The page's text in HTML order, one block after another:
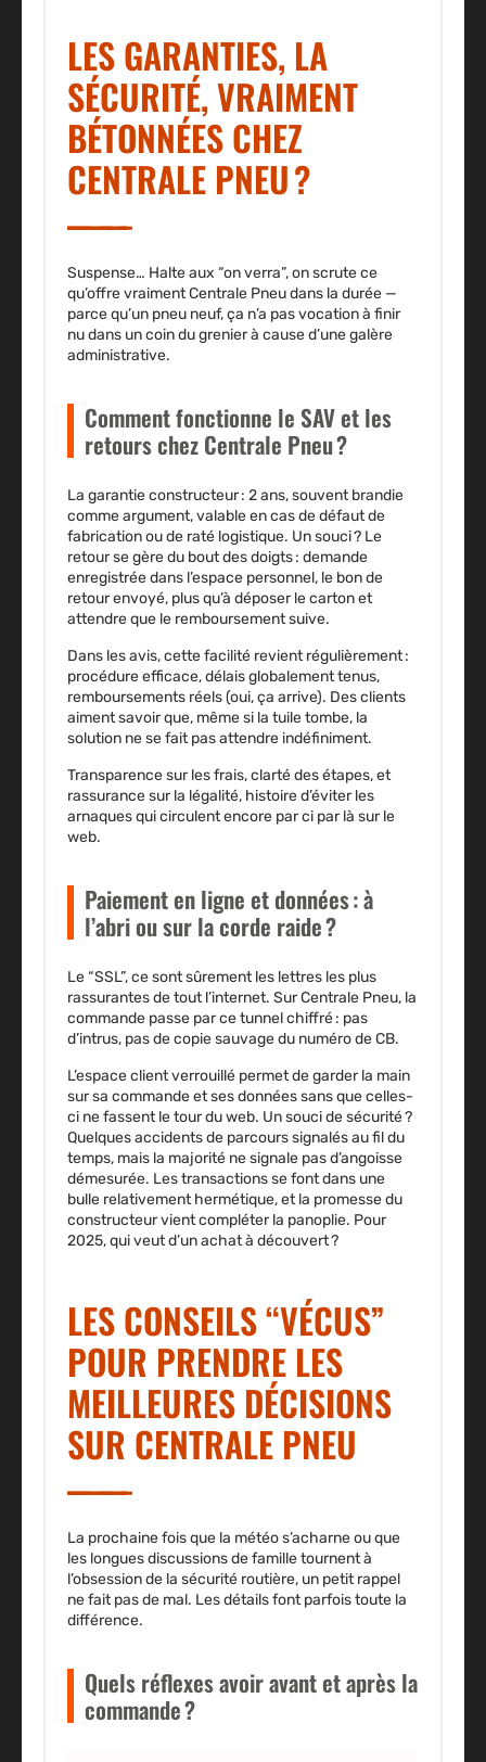
LES GARANTIES, LA
SÉCURITÉ, VRAIMENT
BÉTONNÉES CHEZ
CENTRALE PNEU ?
Suspense… Halte aux “on verra”, on scrute ce
qu’offre vraiment Centrale Pneu dans la durée —
parce qu’un pneu neuf, ça n’a pas vocation à finir
nu dans un coin du grenier à cause d’une galère
administrative.
Comment fonctionne le SAV et les
retours chez Centrale Pneu ?
La garantie constructeur : 2 ans, souvent brandie
comme argument, valable en cas de défaut de
fabrication ou de raté logistique. Un souci ? Le
retour se gère du bout des doigts : demande
enregistrée dans l’espace personnel, le bon de
retour envoyé, plus qu’à déposer le carton et
attendre que le remboursement suive.
Dans les avis, cette facilité revient régulièrement :
procédure efficace, délais globalement tenus,
remboursements réels (oui, ça arrive). Des clients
aiment savoir que, même si la tuile tombe, la
solution ne se fait pas attendre indéfiniment.
Transparence sur les frais, clarté des étapes, et
rassurance sur la légalité, histoire d’éviter les
arnaques qui circulent encore par ci par là sur le
web.
Paiement en ligne et données : à
l’abri ou sur la corde raide ?
Le “SSL”, ce sont sûrement les lettres les plus
rassurantes de tout l’internet. Sur Centrale Pneu, la
commande passe par ce tunnel chiffré : pas
d’intrus, pas de copie sauvage du numéro de CB.
L’espace client verrouillé permet de garder la main
sur sa commande et ses données sans que celles-
ci ne fassent le tour du web. Un souci de sécurité ?
Quelques accidents de parcours signalés au fil du
temps, mais la majorité ne signale pas d’angoisse
démesurée. Les transactions se font dans une
bulle relativement hermétique, et la promesse du
constructeur vient compléter la panoplie. Pour
2025, qui veut d’un achat à découvert ?
LES CONSEILS “VÉCUS”
POUR PRENDRE LES
MEILLEURES DÉCISIONS
SUR CENTRALE PNEU
La prochaine fois que la météo s’acharne ou que
les longues discussions de famille tournent à
l’obsession de la sécurité routière, un petit rappel
ne fait pas de mal. Les détails font parfois toute la
différence.
Quels réflexes avoir avant et après la
commande ?